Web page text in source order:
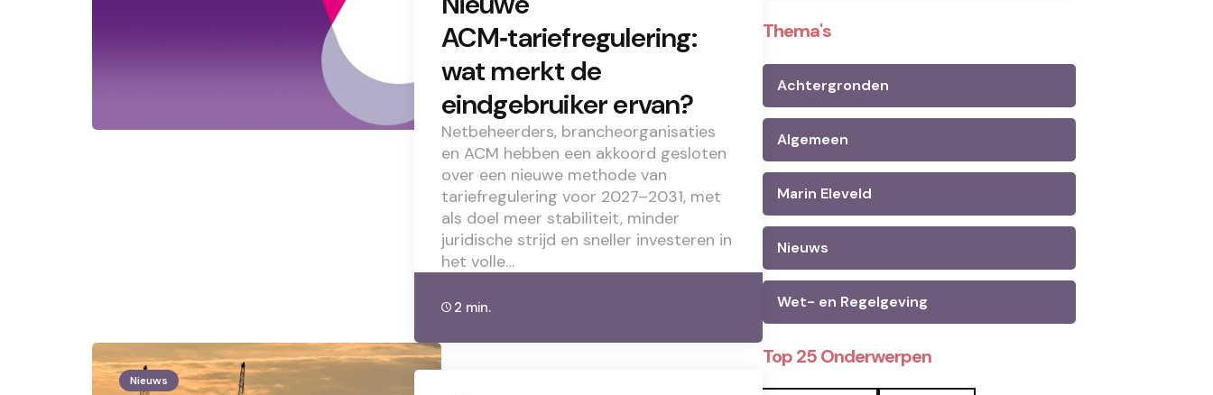
ACM‑tariefregulering:
wat merkt de
eindgebruiker ervan?
Netbeheerders, brancheorganisaties
en ACM hebben een akkoord gesloten
over een nieuwe methode van
tariefregulering voor 2027–2031, met
als doel meer stabiliteit, minder
juridische strijd en sneller investeren in
het volle…
2 min.
Nieuws
Thema's
Achtergronden
Algemeen
Marin Eleveld
Nieuws
Wet- en Regelgeving
Top 25 Onderwerpen